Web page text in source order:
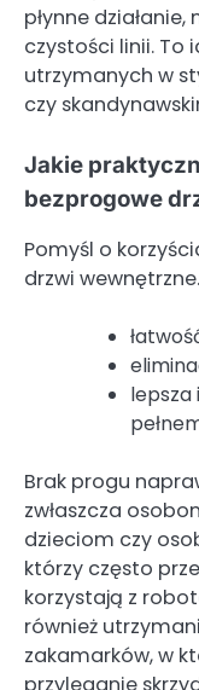
płynne
czystości linii. To
utrzymanych w
czy
Jakie
bezprogowe
Pomyśl o
drzwi
lepsza
Brak progu
zwłaszcza
dzieciom czy
którzy często
korzystają z
również
zakamarków, w
przyleganie